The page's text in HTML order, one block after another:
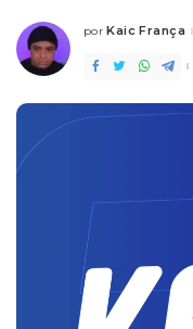
Posted
por Kaic França